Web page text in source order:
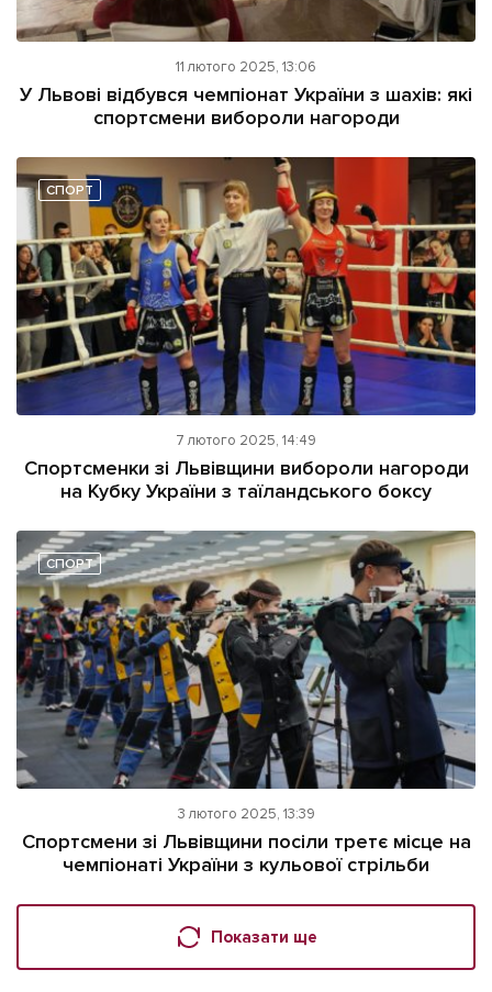
11 лютого 2025, 13:06
У Львові відбувся чемпіонат України з шахів: які
спортсмени вибороли нагороди
СПОРТ
7 лютого 2025, 14:49
Спортсменки зі Львівщини вибороли нагороди
на Кубку України з таїландського боксу
СПОРТ
3 лютого 2025, 13:39
Спортсмени зі Львівщини посіли третє місце на
чемпіонаті України з кульової стрільби
Показати ще